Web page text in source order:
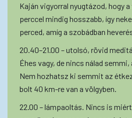
Kaján vigyorral nyugtázod, hogy a
perccel mindig hosszabb, így
perced, amíg a szobádban
20.40–21.00 – utolsó, rövid
Éhes vagy, de nincs nálad
Nem hozhatsz ki semmit az
bolt 40 km-re van a völgyben.
22.00 – lámpaoltás. Nincs is